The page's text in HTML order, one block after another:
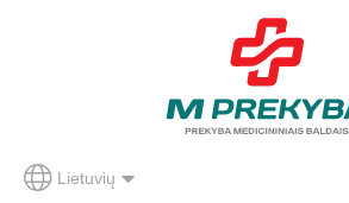
Lietuvių